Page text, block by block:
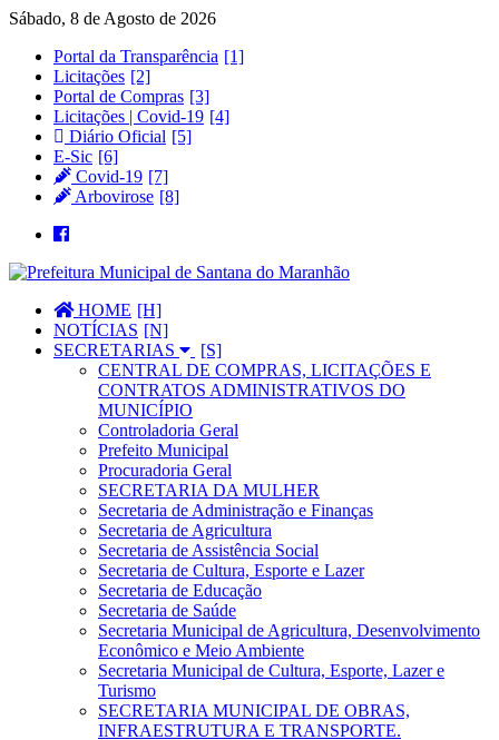
Sábado, 8 de Agosto de 2026
Portal da Transparência
Licitações
Portal de Compras
Licitações | Covid-19
Diário Oficial
E-Sic
Covid-19
Arbovirose
HOME
NOTÍCIAS
SECRETARIAS
CENTRAL DE COMPRAS, LICITAÇÕES E
CONTRATOS ADMINISTRATIVOS DO
MUNICÍPIO
Controladoria Geral
Prefeito Municipal
Procuradoria Geral
SECRETARIA DA MULHER
Secretaria de Administração e Finanças
Secretaria de Agricultura
Secretaria de Assistência Social
Secretaria de Cultura, Esporte e Lazer
Secretaria de Educação
Secretaria de Saúde
Secretaria Municipal de Agricultura, Desenvolvimento
Econômico e Meio Ambiente
Secretaria Municipal de Cultura, Esporte, Lazer e
Turismo
SECRETARIA MUNICIPAL DE OBRAS,
INFRAESTRUTURA E TRANSPORTE.